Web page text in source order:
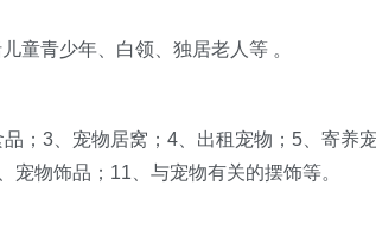
青少年、白领、独居老人等 。
3、宠物居窝；4、出租宠物；5、寄养宠
宠物饰品；11、与宠物有关的摆饰等。